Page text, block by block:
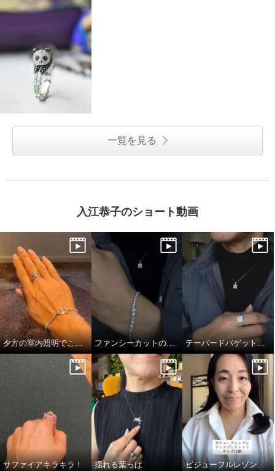
一覧を見る
入江恭子のショート動画
夕方の室内照明でこの煌めき…！ ファンシーカットの独特かつ透明感あふれる輝き テーパードバゲットのキラキラっぷり！
サファイアキラキラ！ 揺れる葉っぱ ビジューフルレゾンテニスブレスレット比較